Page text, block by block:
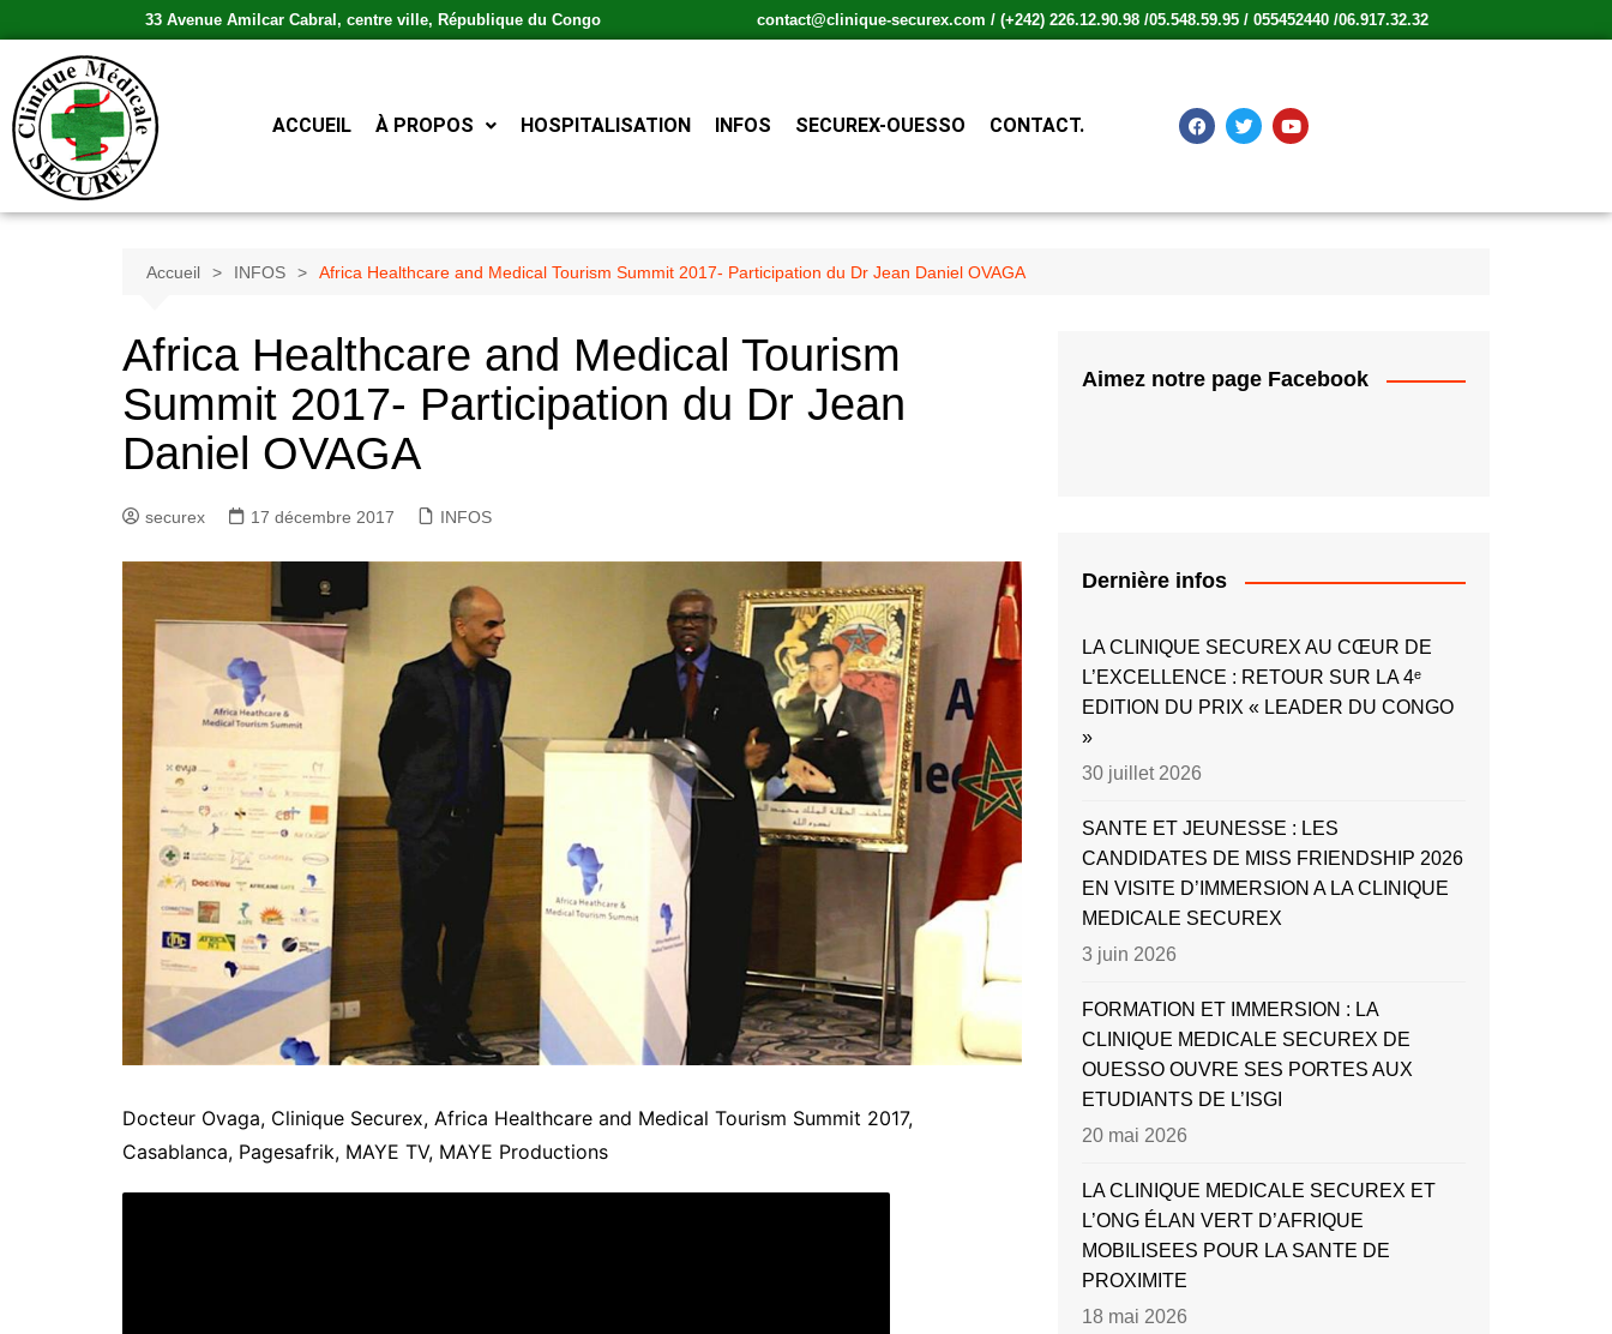
33 Avenue Amilcar Cabral, centre ville, République du Congo contact@clinique-securex.com / (+242) 226.12.90.98 /05.548.59.95 / 055452440 /06.917.32.32
ACCUEIL À PROPOS HOSPITALISATION INFOS SECUREX-OUESSO CONTACT.
Accueil INFOS Africa Healthcare and Medical Tourism Summit 2017- Participation du Dr Jean Daniel OVAGA
Africa Healthcare and Medical Tourism
Summit 2017- Participation du Dr Jean
Daniel OVAGA
securex 17 décembre 2017 INFOS
Docteur Ovaga, Clinique Securex, Africa Healthcare and Medical Tourism Summit 2017,
Casablanca, Pagesafrik, MAYE TV, MAYE Productions
Aimez notre page Facebook
Dernière infos
LA CLINIQUE SECUREX AU CŒUR DE
L’EXCELLENCE : RETOUR SUR LA 4ᵉ
EDITION DU PRIX « LEADER DU CONGO
»
30 juillet 2026
SANTE ET JEUNESSE : LES
CANDIDATES DE MISS FRIENDSHIP 2026
EN VISITE D’IMMERSION A LA CLINIQUE
MEDICALE SECUREX
3 juin 2026
FORMATION ET IMMERSION : LA
CLINIQUE MEDICALE SECUREX DE
OUESSO OUVRE SES PORTES AUX
ETUDIANTS DE L’ISGI
20 mai 2026
LA CLINIQUE MEDICALE SECUREX ET
L’ONG ÉLAN VERT D’AFRIQUE
MOBILISEES POUR LA SANTE DE
PROXIMITE
18 mai 2026